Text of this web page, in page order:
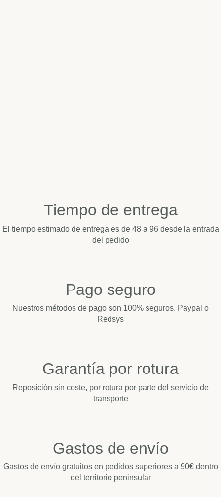
Tiempo de entrega
El tiempo estimado de entrega es de 48 a 96 desde la entrada
del pedido
Pago seguro
Nuestros métodos de pago son 100% seguros. Paypal o
Redsys
Garantía por rotura
Reposición sin coste, por rotura por parte del servicio de
transporte
Gastos de envío
Gastos de envío gratuitos en pedidos superiores a 90€ dentro
del territorio peninsular